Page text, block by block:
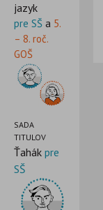
jazyk
pre SŠ a 5.
– 8. roč.
GOŠ
SADA
TITULOV
Ťahák pre
SŠ